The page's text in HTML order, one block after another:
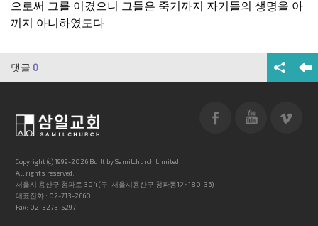
으로써 그를 이겼으니 그들은 죽기까지 자기들의 생명을 아
끼지 아니하였도다
댓글 0
Copyright (c) 1999-2026 Built by Samilchurch Limited.
All rights reserved.
서울시 용산구 청파로 304 (구: 서울시용산구 청파동1가 180-36)
대표전화 : 02-713-2660
Fax: 02-3273-5297